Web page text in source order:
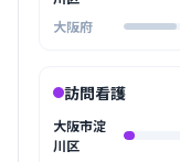
大阪府
訪問看護
大阪市淀
川区